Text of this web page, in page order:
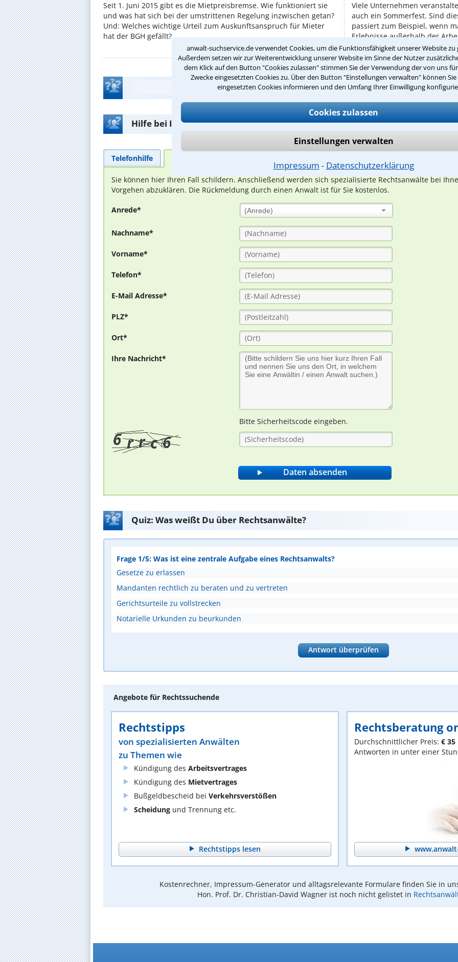
anwalt-suchservice.de verwendet Cookies, um die Funktionsfähigkeit unserer Website zu
Außerdem setzen wir zur Weiterentwicklung unserer Website im Sinne der Nutzer
dem Klick auf den Button "Cookies zulassen" stimmen Sie der Verwendung der von uns
Zwecke eingesetzten Cookies zu. Über den Button "Einstellungen verwalten" können
eingesetzten Cookies informieren und den Umfang Ihrer Einwilligung
Cookies zulassen
Einstellungen verwalten
Impressum ⁃ Datenschutzerklärung
Seit 1. Juni 2015 gibt es die Mietpreisbremse. Wie funktioniert sie
und was hat sich bei der umstrittenen Regelung inzwischen getan?
Und: Welches wichtige Urteil zum Auskunftsanspruch für Mieter
hat der BGH gefällt? ...
Viele Unternehmen
auch ein Sommerfest. Sind
passiert zum Beispiel, wenn
Erlebnisse außerhalb der
Teste Dein Rechtswissen
Hilfe bei Ihrer Anwaltsuche?
Telefonhilfe
Sie können hier Ihren Fall schildern. Anschließend werden sich spezialisierte Rechtsanwälte bei
Vorgehen abzuklären. Die Rückmeldung durch einen Anwalt ist für Sie kostenlos.
Anrede* (Anrede)
Nachname*
Vorname*
Telefon*
E-Mail Adresse*
PLZ*
Ort*
Ihre Nachricht*
Bitte Sicherheitscode eingeben.
Quiz: Was weißt Du über Rechtsanwälte?
Frage 1/5: Was ist eine zentrale Aufgabe eines Rechtsanwalts?
Gesetze zu erlassen
Mandanten rechtlich zu beraten und zu vertreten
Gerichtsurteile zu vollstrecken
Notarielle Urkunden zu beurkunden
Antwort überprüfen
Angebote für Rechtssuchende
Rechtstipps
von spezialisierten Anwälten
zu Themen wie
Kündigung des Arbeitsvertrages
Kündigung des Mietvertrages
Bußgeldbescheid bei Verkehrsverstößen
Scheidung und Trennung etc.
Rechtstipps lesen
Rechtsberatung
Durchschnittlicher Preis: € 35
Antworten in unter einer
Kostenrechner, Impressum-Generator und alltagsrelevante Formulare finden Sie in
Hon. Prof. Dr. Christian-David Wagner ist noch nicht gelistet in